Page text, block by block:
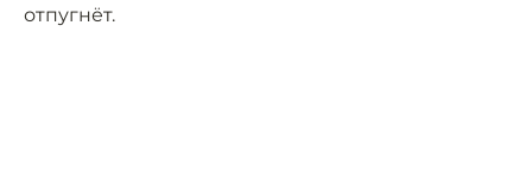
отпугнёт.